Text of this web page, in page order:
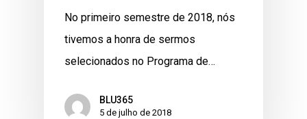
No primeiro semestre de 2018, nós
tivemos a honra de sermos
selecionados no Programa de…
BLU365
5 de julho de 2018